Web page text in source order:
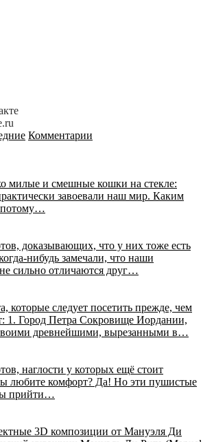
Комментарии
милые и смешные кошки на стекле:
завоевали наш мир. Каким
потому…
доказывающих, что у них тоже есть
нибудь замечали, что наши
сильно отличаются друг…
которые следует посетить прежде, чем
1. Город Петра Сокровище Иордании,
древнейшими, вырезанными в…
наглости у которых ещё стоит
любите комфорт? Да! Но эти пушистые
прийти…
3D композиции от Мануэля Ди